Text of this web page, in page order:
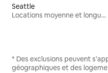
Seattle
Locations moyenne et longue durée
* Des exclusions peuvent
géographiques et des